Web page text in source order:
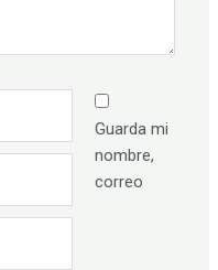
Guarda mi
nombre,
correo